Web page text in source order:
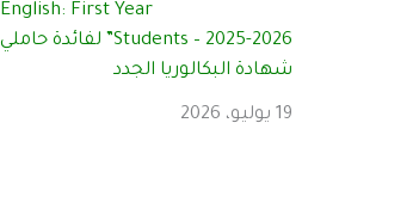
English: First Year
Students – 2025-2026” لفائدة حاملي
شهادة البكالوريا الجدد
19 يوليو، 2026